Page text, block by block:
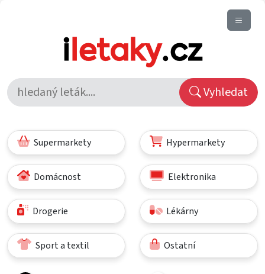
Vyhledat
Supermarkety Hypermarkety
Domácnost Elektronika
Drogerie Lékárny
Sport a textil Ostatní